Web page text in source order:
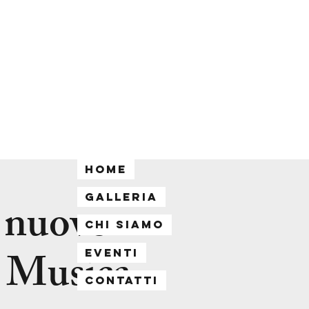
Home
Galleria
Chi siamo
Eventi
Contatti